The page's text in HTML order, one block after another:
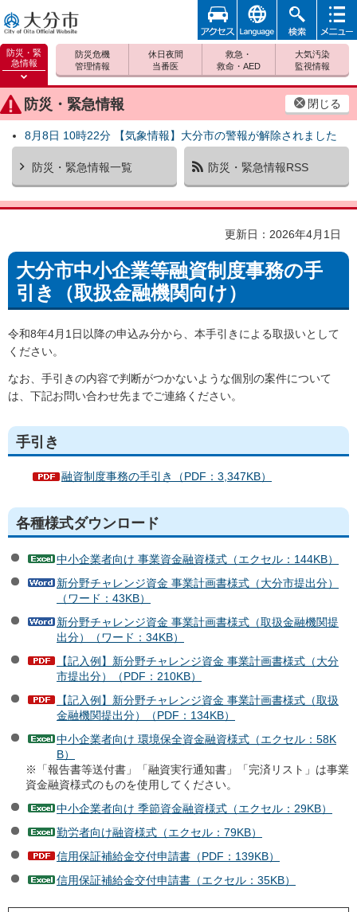
大分市
防災・緊
急情報
防災緊
急情報
を開く
防災・緊急情報 閉じる
8月8日 10時22分 【気象情報】大分市の警報が解除されました
防災・緊急情報一覧 防災・緊急情報RSS
防災危機
管理情報
休日夜間
当番医
救急・
救命・AED
大気汚染
監視情報
アクセ
ス
foreign 検索
メニュ
更新日：2026年4月1日
大分市中小企業等融資制度事務の手
引き（取扱金融機関向け）
令和8年4月1日以降の申込み分から、本手引きによる取扱いとして
ください。
なお、手引きの内容で判断がつかないような個別の案件について
は、下記お問い合わせ先までご連絡ください。
手引き
融資制度事務の手引き（PDF：3,347KB）
各種様式ダウンロード
中小企業者向け 事業資金融資様式（エクセル：144KB）
新分野チャレンジ資金 事業計画書様式（大分市提出分）
（ワード：43KB）
新分野チャレンジ資金 事業計画書様式（取扱金融機関提
出分）（ワード：34KB）
【記入例】新分野チャレンジ資金 事業計画書様式（大分
市提出分）（PDF：210KB）
【記入例】新分野チャレンジ資金 事業計画書様式（取扱
金融機関提出分）（PDF：134KB）
中小企業者向け 環境保全資金融資様式（エクセル：58K
B）
※「報告書等送付書」「融資実行通知書」「完済リスト」は事業
資金融資様式のものを使用してください。
中小企業者向け 季節資金融資様式（エクセル：29KB）
勤労者向け融資様式（エクセル：79KB）
信用保証補給金交付申請書（PDF：139KB）
信用保証補給金交付申請書（エクセル：35KB）